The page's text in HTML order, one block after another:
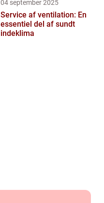
04 september 2025
Service af ventilation: En
essentiel del af sundt
indeklima